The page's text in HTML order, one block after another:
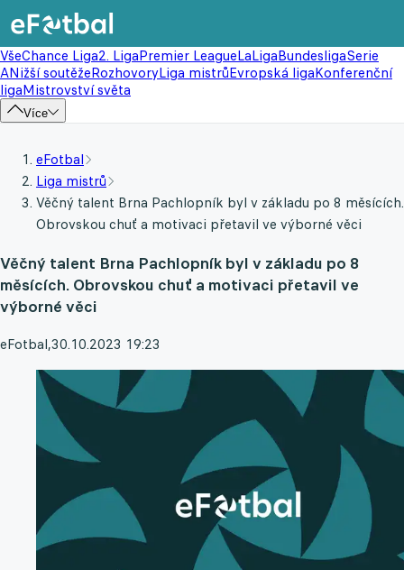
VšeChance Liga2. LigaPremier LeagueLaLigaBundesligaSerie
ANižší soutěžeRozhovoryLiga mistrůEvropská ligaKonferenční
ligaMistrovství světa
Více
eFotbal
Liga mistrů
Věčný talent Brna Pachlopník byl v základu po 8 měsících.
Obrovskou chuť a motivaci přetavil ve výborné věci
Věčný talent Brna Pachlopník byl v základu po 8
měsících. Obrovskou chuť a motivaci přetavil ve
výborné věci
eFotbal,30.10.2023 19:23